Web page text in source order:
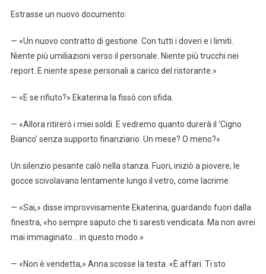
Estrasse un nuovo documento:
— «Un nuovo contratto di gestione. Con tutti i doveri e i limiti.
Niente più umiliazioni verso il personale. Niente più trucchi nei
report. E niente spese personali a carico del ristorante.»
— «E se rifiuto?» Ekaterina la fissò con sfida.
— «Allora ritirerò i miei soldi. E vedremo quanto durerà il ‘Cigno
Bianco’ senza supporto finanziario. Un mese? O meno?»
Un silenzio pesante calò nella stanza. Fuori, iniziò a piovere, le
gocce scivolavano lentamente lungo il vetro, come lacrime.
— «Sai,» disse improvvisamente Ekaterina, guardando fuori dalla
finestra, «ho sempre saputo che ti saresti vendicata. Ma non avrei
mai immaginato… in questo modo.»
— «Non è vendetta,» Anna scosse la testa. «È affari. Ti sto